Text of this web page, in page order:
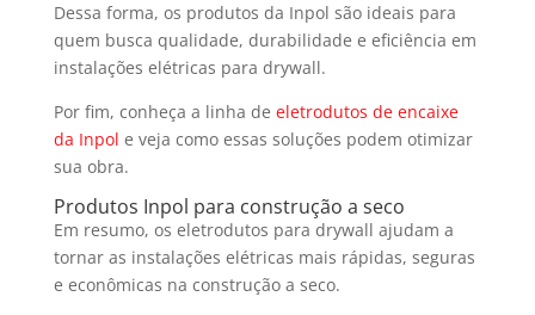
Dessa forma, os produtos da Inpol são ideais para
quem busca qualidade, durabilidade e eficiência em
instalações elétricas para drywall.
Por fim, conheça a linha de eletrodutos de encaixe
da Inpol e veja como essas soluções podem otimizar
sua obra.
Produtos Inpol para construção a seco
Em resumo, os eletrodutos para drywall ajudam a
tornar as instalações elétricas mais rápidas, seguras
e econômicas na construção a seco.